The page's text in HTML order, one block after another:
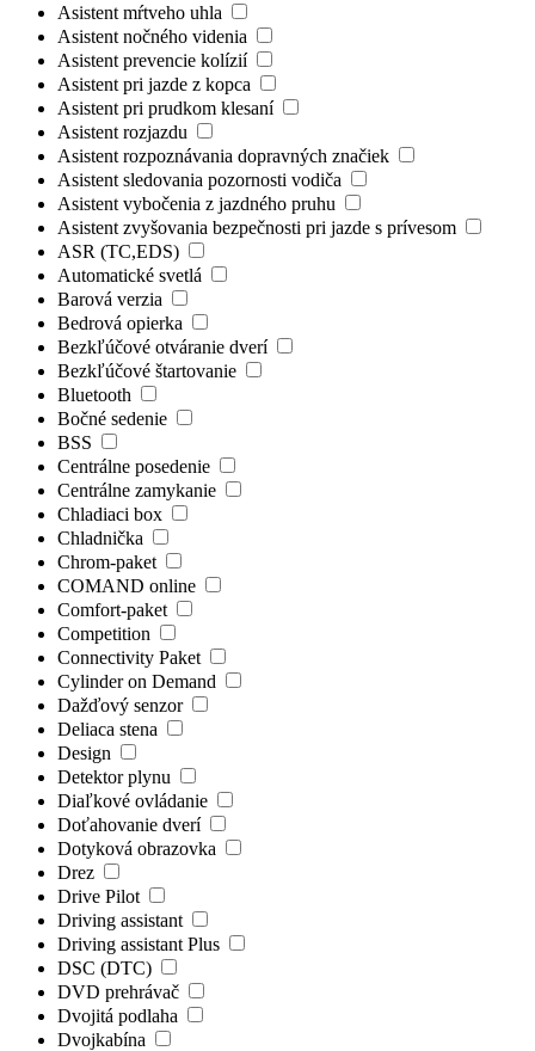
Asistent mŕtveho uhla
Asistent nočného videnia
Asistent prevencie kolízií
Asistent pri jazde z kopca
Asistent pri prudkom klesaní
Asistent rozjazdu
Asistent rozpoznávania dopravných značiek
Asistent sledovania pozornosti vodiča
Asistent vybočenia z jazdného pruhu
Asistent zvyšovania bezpečnosti pri jazde s prívesom
ASR (TC,EDS)
Automatické svetlá
Barová verzia
Bedrová opierka
Bezkľúčové otváranie dverí
Bezkľúčové štartovanie
Bluetooth
Bočné sedenie
BSS
Centrálne posedenie
Centrálne zamykanie
Chladiaci box
Chladnička
Chrom-paket
COMAND online
Comfort-paket
Competition
Connectivity Paket
Cylinder on Demand
Dažďový senzor
Deliaca stena
Design
Detektor plynu
Diaľkové ovládanie
Doťahovanie dverí
Dotyková obrazovka
Drez
Drive Pilot
Driving assistant
Driving assistant Plus
DSC (DTC)
DVD prehrávač
Dvojitá podlaha
Dvojkabína